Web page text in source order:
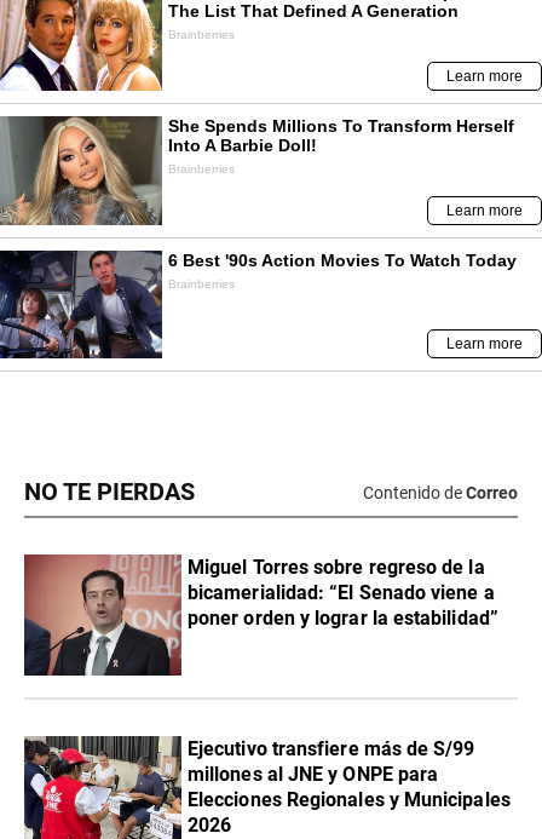
NO TE PIERDAS Contenido deCorreo
Miguel Torres sobre regreso de la
bicamerialidad: “El Senado viene a
poner orden y lograr la estabilidad”
Ejecutivo transfiere más de S/99
millones al JNE y ONPE para
Elecciones Regionales y Municipales
2026